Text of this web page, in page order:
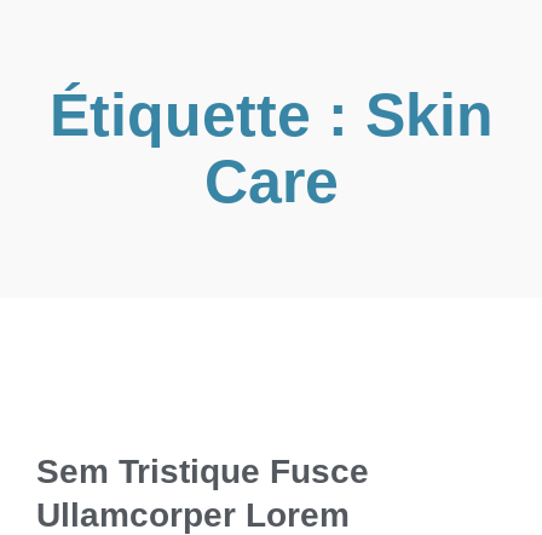
Étiquette : Skin
Care
Sem Tristique Fusce
Ullamcorper Lorem